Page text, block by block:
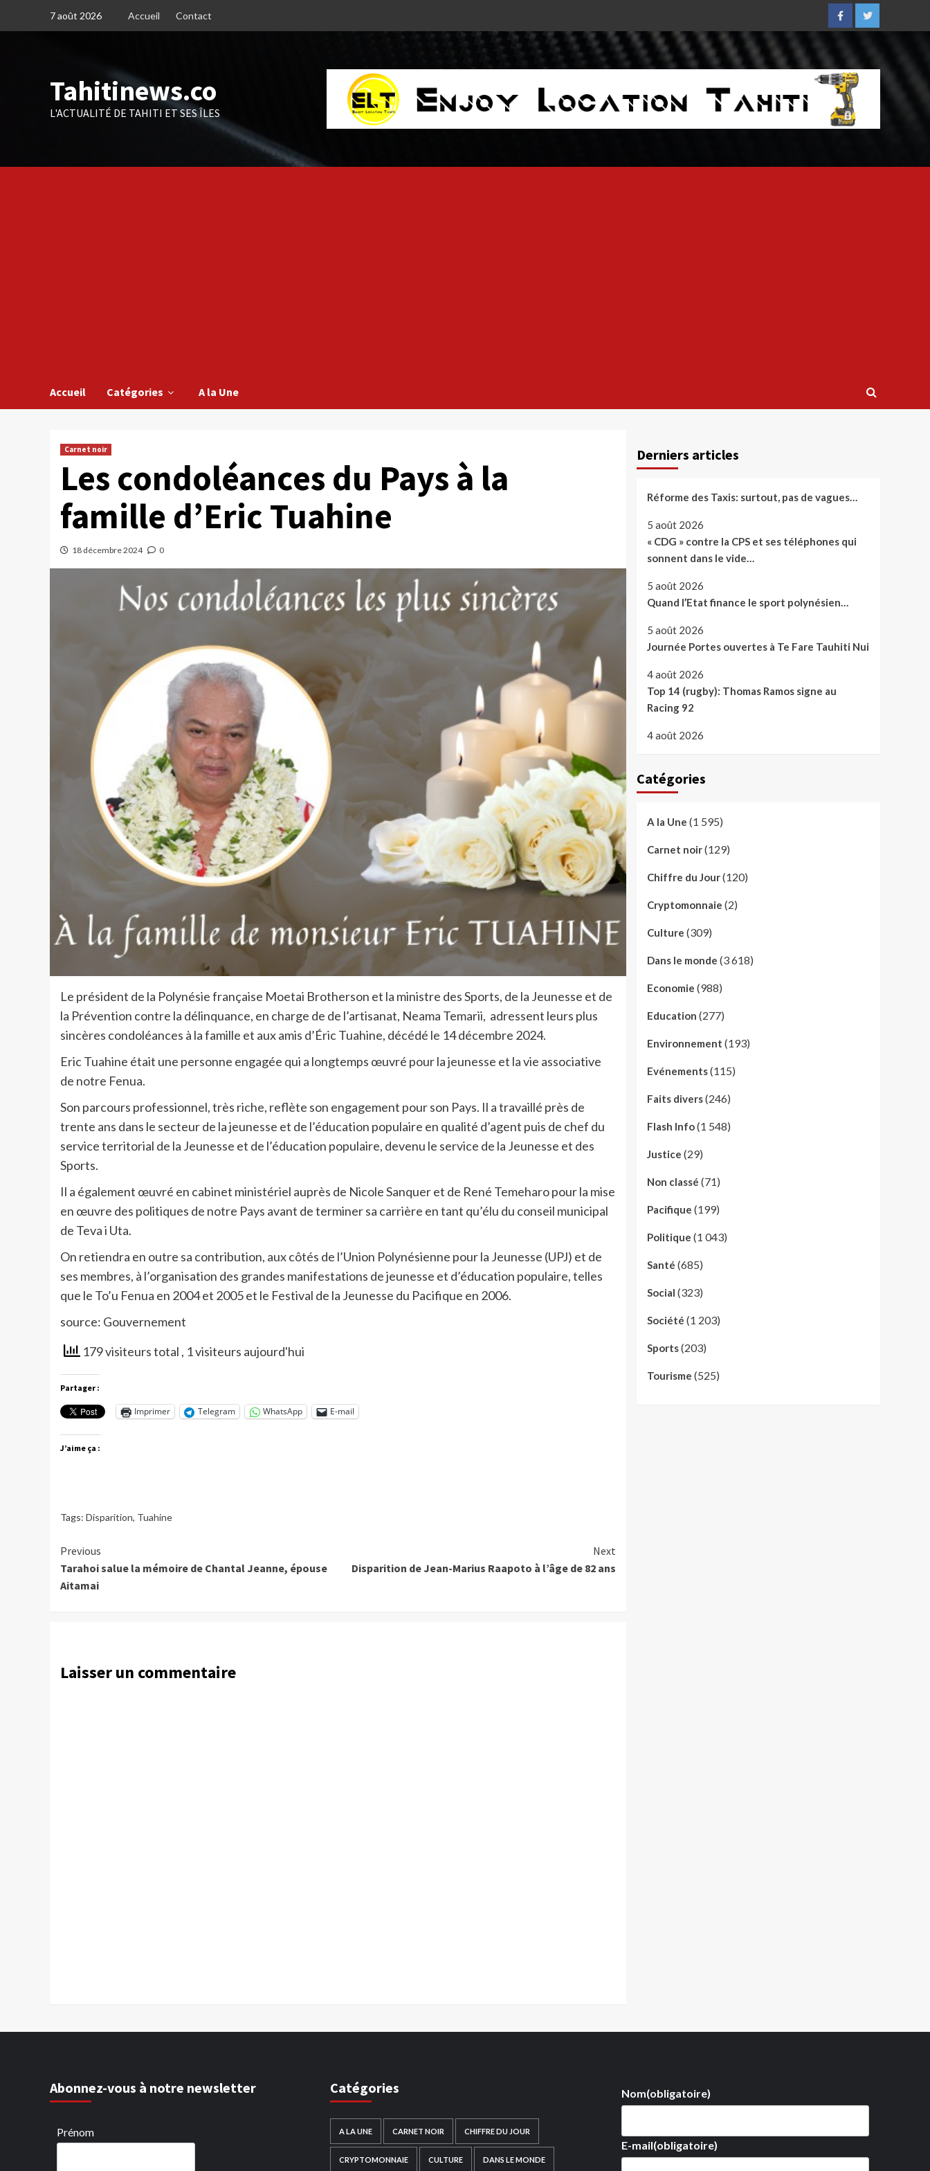
7 août 2026 Accueil Contact
FacebookTwitter
Tahitinews.co
L'ACTUALITÉ DE TAHITI ET SES ÎLES
Accueil Catégories A la Une
Carnet noir
Les condoléances du Pays à la
famille d’Eric Tuahine
18 décembre 2024 0
Le président de la Polynésie française Moetai Brotherson et la ministre des Sports, de la Jeunesse et de
la Prévention contre la délinquance, en charge de de l’artisanat, Neama Temarii, adressent leurs plus
sincères condoléances à la famille et aux amis d’Éric Tuahine, décédé le 14 décembre 2024.
Eric Tuahine était une personne engagée qui a longtemps œuvré pour la jeunesse et la vie associative
de notre Fenua.
Son parcours professionnel, très riche, reflète son engagement pour son Pays. Il a travaillé près de
trente ans dans le secteur de la jeunesse et de l’éducation populaire en qualité d’agent puis de chef du
service territorial de la Jeunesse et de l’éducation populaire, devenu le service de la Jeunesse et des
Sports.
Il a également œuvré en cabinet ministériel auprès de Nicole Sanquer et de René Temeharo pour la mise
en œuvre des politiques de notre Pays avant de terminer sa carrière en tant qu’élu du conseil municipal
de Teva i Uta.
On retiendra en outre sa contribution, aux côtés de l’Union Polynésienne pour la Jeunesse (UPJ) et de
ses membres, à l’organisation des grandes manifestations de jeunesse et d’éducation populaire, telles
que le To’u Fenua en 2004 et 2005 et le Festival de la Jeunesse du Pacifique en 2006.
source: Gouvernement
179 visiteurs total , 1 visiteurs aujourd'hui
Partager :
Imprimer Telegram WhatsApp E-mail
J’aime ça :
Tags: Disparition, Tuahine
Continue
Reading
Previous
Tarahoi salue la mémoire de Chantal Jeanne, épouse
Aitamai
Next
Disparition de Jean-Marius Raapoto à l’âge de 82 ans
Laisser un commentaire
Derniers articles
Réforme des Taxis: surtout, pas de vagues…
5 août 2026
« CDG » contre la CPS et ses téléphones qui
sonnent dans le vide…
5 août 2026
Quand l’Etat finance le sport polynésien…
5 août 2026
Journée Portes ouvertes à Te Fare Tauhiti Nui
4 août 2026
Top 14 (rugby): Thomas Ramos signe au
Racing 92
4 août 2026
Catégories
A la Une (1 595)
Carnet noir(129)
Chiffre du Jour(120)
Cryptomonnaie (2)
Culture (309)
Dans le monde (3 618)
Economie (988)
Education (277)
Environnement (193)
Evénements(115)
Faits divers(246)
Flash Info(1 548)
Justice (29)
Non classé (71)
Pacifique (199)
Politique (1 043)
Santé (685)
Social (323)
Société (1 203)
Sports(203)
Tourisme (525)
Abonnez-vous à notre newsletter
Prénom
Catégories
A LA UNE CARNET NOIR CHIFFRE DU JOUR
CRYPTOMONNAIE CULTURE DANS LE MONDE
Nom(obligatoire)
E-mail(obligatoire)